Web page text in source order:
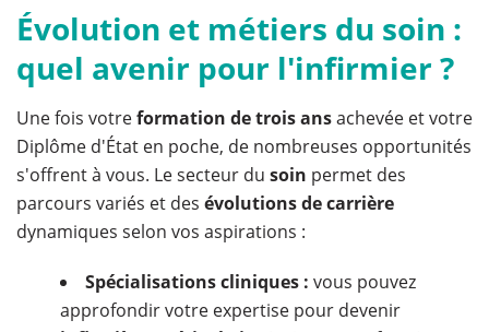
Évolution et métiers du soin :
quel avenir pour l'infirmier ?
Une fois votreformation de trois ansachevée et votre
Diplôme d'État en poche, de nombreuses opportunités
s'offrent à vous. Le secteur du soin permet des
parcours variés et des évolutions de carrière
dynamiques selon vos aspirations :
Spécialisations cliniques : vous pouvez
approfondir votre expertise pour devenir